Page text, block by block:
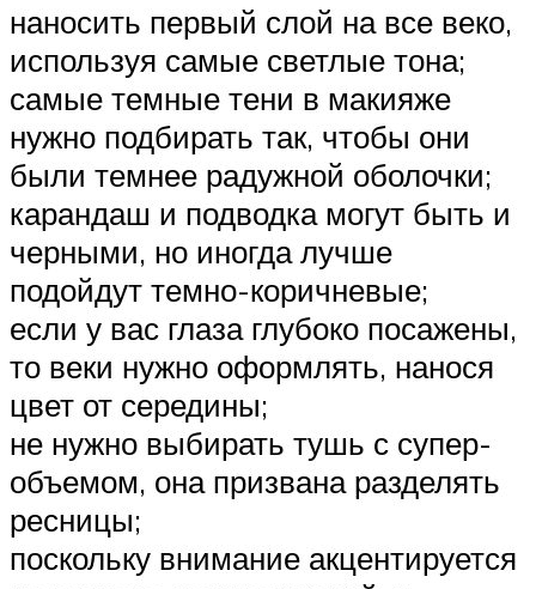
наносить первый слой на все веко,
используя самые светлые тона;
самые темные тени в макияже
нужно подбирать так, чтобы они
были темнее радужной оболочки;
карандаш и подводка могут быть и
черными, но иногда лучше
подойдут темно-коричневые;
если у вас глаза глубоко посажены,
то веки нужно оформлять, нанося
цвет от середины;
не нужно выбирать тушь с супер-
объемом, она призвана разделять
ресницы;
поскольку внимание акцентируется